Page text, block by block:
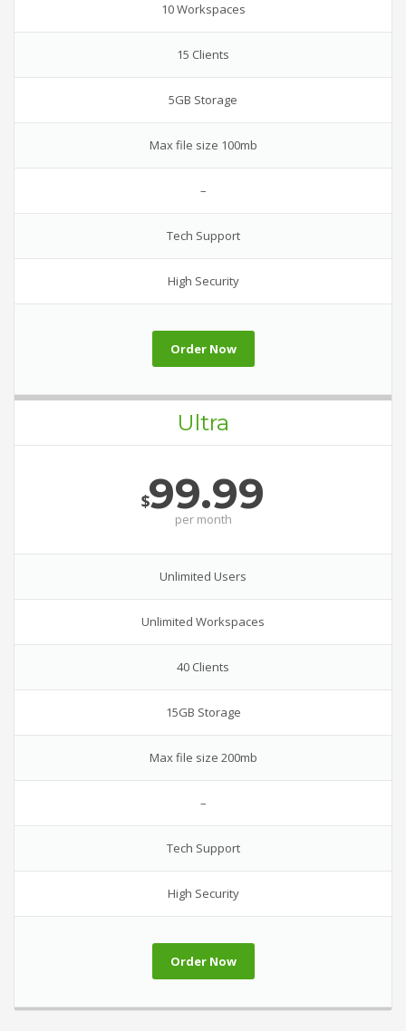
10 Workspaces
15 Clients
5GB Storage
Max file size 100mb
–
Tech Support
High Security
Order Now
Ultra
$99.99
per month
Unlimited Users
Unlimited Workspaces
40 Clients
15GB Storage
Max file size 200mb
–
Tech Support
High Security
Order Now